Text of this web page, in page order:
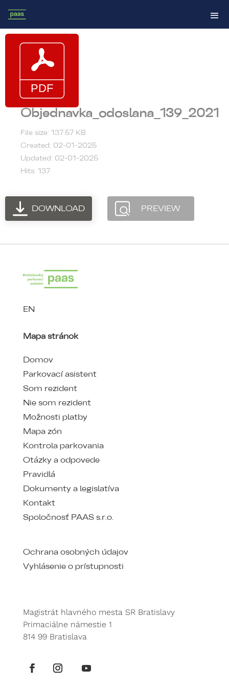
Objednavka_odoslana_139_2021
File size: 137.57 KB
Created: 02-01-2025
Updated: 02-01-2025
Hits: 137
DOWNLOAD PREVIEW
EN
Mapa stránok
Domov
Parkovací asistent
Som rezident
Nie som rezident
Možnosti platby
Mapa zón
Kontrola parkovania
Otázky a odpovede
Pravidlá
Dokumenty a legislatíva
Kontakt
Spoločnosť PAAS s.r.o.
Ochrana osobných údajov
Vyhlásenie o prístupnosti
Magistrát hlavného mesta SR Bratislavy
Primaciálne námestie 1
814 99 Bratislava